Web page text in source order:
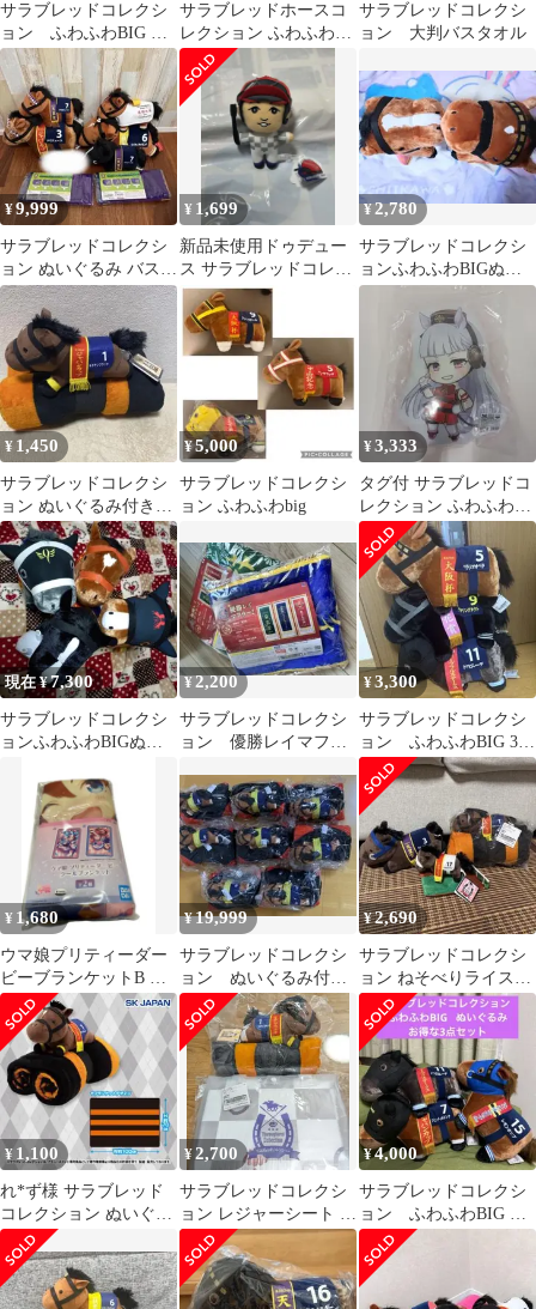
サラブレッドコレクシ
ョン ふわふわBIG タ
イトルホルダー
サラブレッドホースコ
レクション ふわふわ
BIG 3点セット
サラブレッドコレクシ
ョン 大判バスタオル
¥9,999
サラブレッドコレクシ
ョン ぬいぐるみ バスタ
オル 豪華セット
¥ 1,699
新品未使用ドゥデュー
ス サラブレッドコレク
ション ジョッキーぬい
ぐるみ(武豊)③
¥2,780
サラブレッドコレクシ
ョンふわふわBIGぬい
ぐるみ2体セット
¥ 1,450
サラブレッドコレクシ
ョン ぬいぐるみ付きブ
ランケット キタサン
ブラック
¥5,000
サラブレッドコレクシ
ョン ふわふわbig
¥3,333
タグ付 サラブレッドコ
レクション ふわふわ
BIG 他 ばら売り不可
現在 ¥7,300
サラブレッドコレクシ
ョンふわふわBIGぬい
¥2,200
サラブレッドコレクシ
ョン 優勝レイマフラ
イル
¥3,300
サラブレッドコレクシ
ョン ふわふわBIG 3個
セット
¥ 1,680
ウマ娘プリティーダー
ビーブランケットB 約
65×90cm 1種類
¥19,999
サラブレッドコレクシ
ョン ぬいぐるみ付き
ブランケット リバテ
ィアイランド ８個
¥2,690
サラブレッドコレクシ
ョン ねそべりライスシ
ャワー タイトー キタサ
ンブラック
¥ 1,100
れ*ず様 サラブレッド
コレクション ぬいぐる
み付きブランケット3
キタサンブラッ
¥2,700
サラブレッドコレクシ
ョン レジャーシート ブ
ランケット
¥4,000
サラブレッドコレクシ
ョン ふわふわBIG ぬ
いぐるみお得な3点セッ
ト